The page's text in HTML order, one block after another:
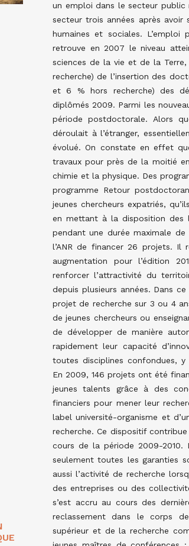
un emploi dans le secteur
secteur trois années après avoir
humaines et sociales.
retrouve en 2007 le niveau
sciences de la vie et de la
recherche) de l’insertion des
et 6 % hors recherche) des
diplômés 2009. Parmi les
période postdoctorale. Alors
déroulait à l’étranger,
évolué. On constate en effet
travaux pour près de la moitié
chimie et la physique. Des
programme Retour
jeunes chercheurs expatriés,
en mettant à la disposition des
pendant une durée maximale
l’ANR de financer 26 projets.
augmentation pour l’édition
renforcer l’attractivité du
depuis plusieurs années. Dans
projet de recherche sur 3 ou 4
de jeunes chercheurs ou
de développer de manière
rapidement leur capacité
toutes disciplines confondues,
En 2009, 146 projets ont été
jeunes talents grâce à des
financiers pour mener leur
label université-organisme et
recherche. Ce dispositif
cours de la période 2009-
seulement toutes les garanties
aussi l’activité de recherche
des entreprises ou des
s’est accru au cours des
reclassement dans le corps
supérieur et de la recherche